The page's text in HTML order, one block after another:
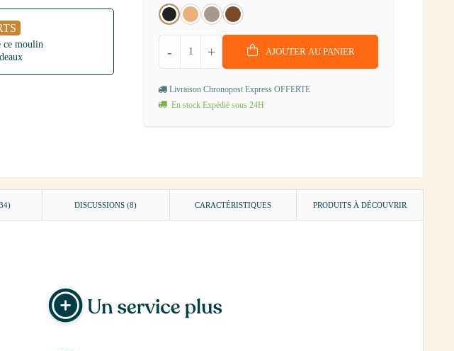
ce moulin
+
- AJOUTER AU PANIER
Livraison Chronopost Express OFFERTE
En stock Expédié sous 24H
DISCUSSIONS (8) CARACTÉRISTIQUES PRODUITS À DÉCOUVRIR